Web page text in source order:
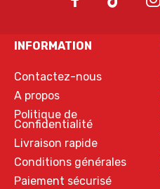
INFORMATION
Contactez-nous
A propos
Politique de
Confidentialité
Livraison rapide
Conditions générales
Paiement sécurisé